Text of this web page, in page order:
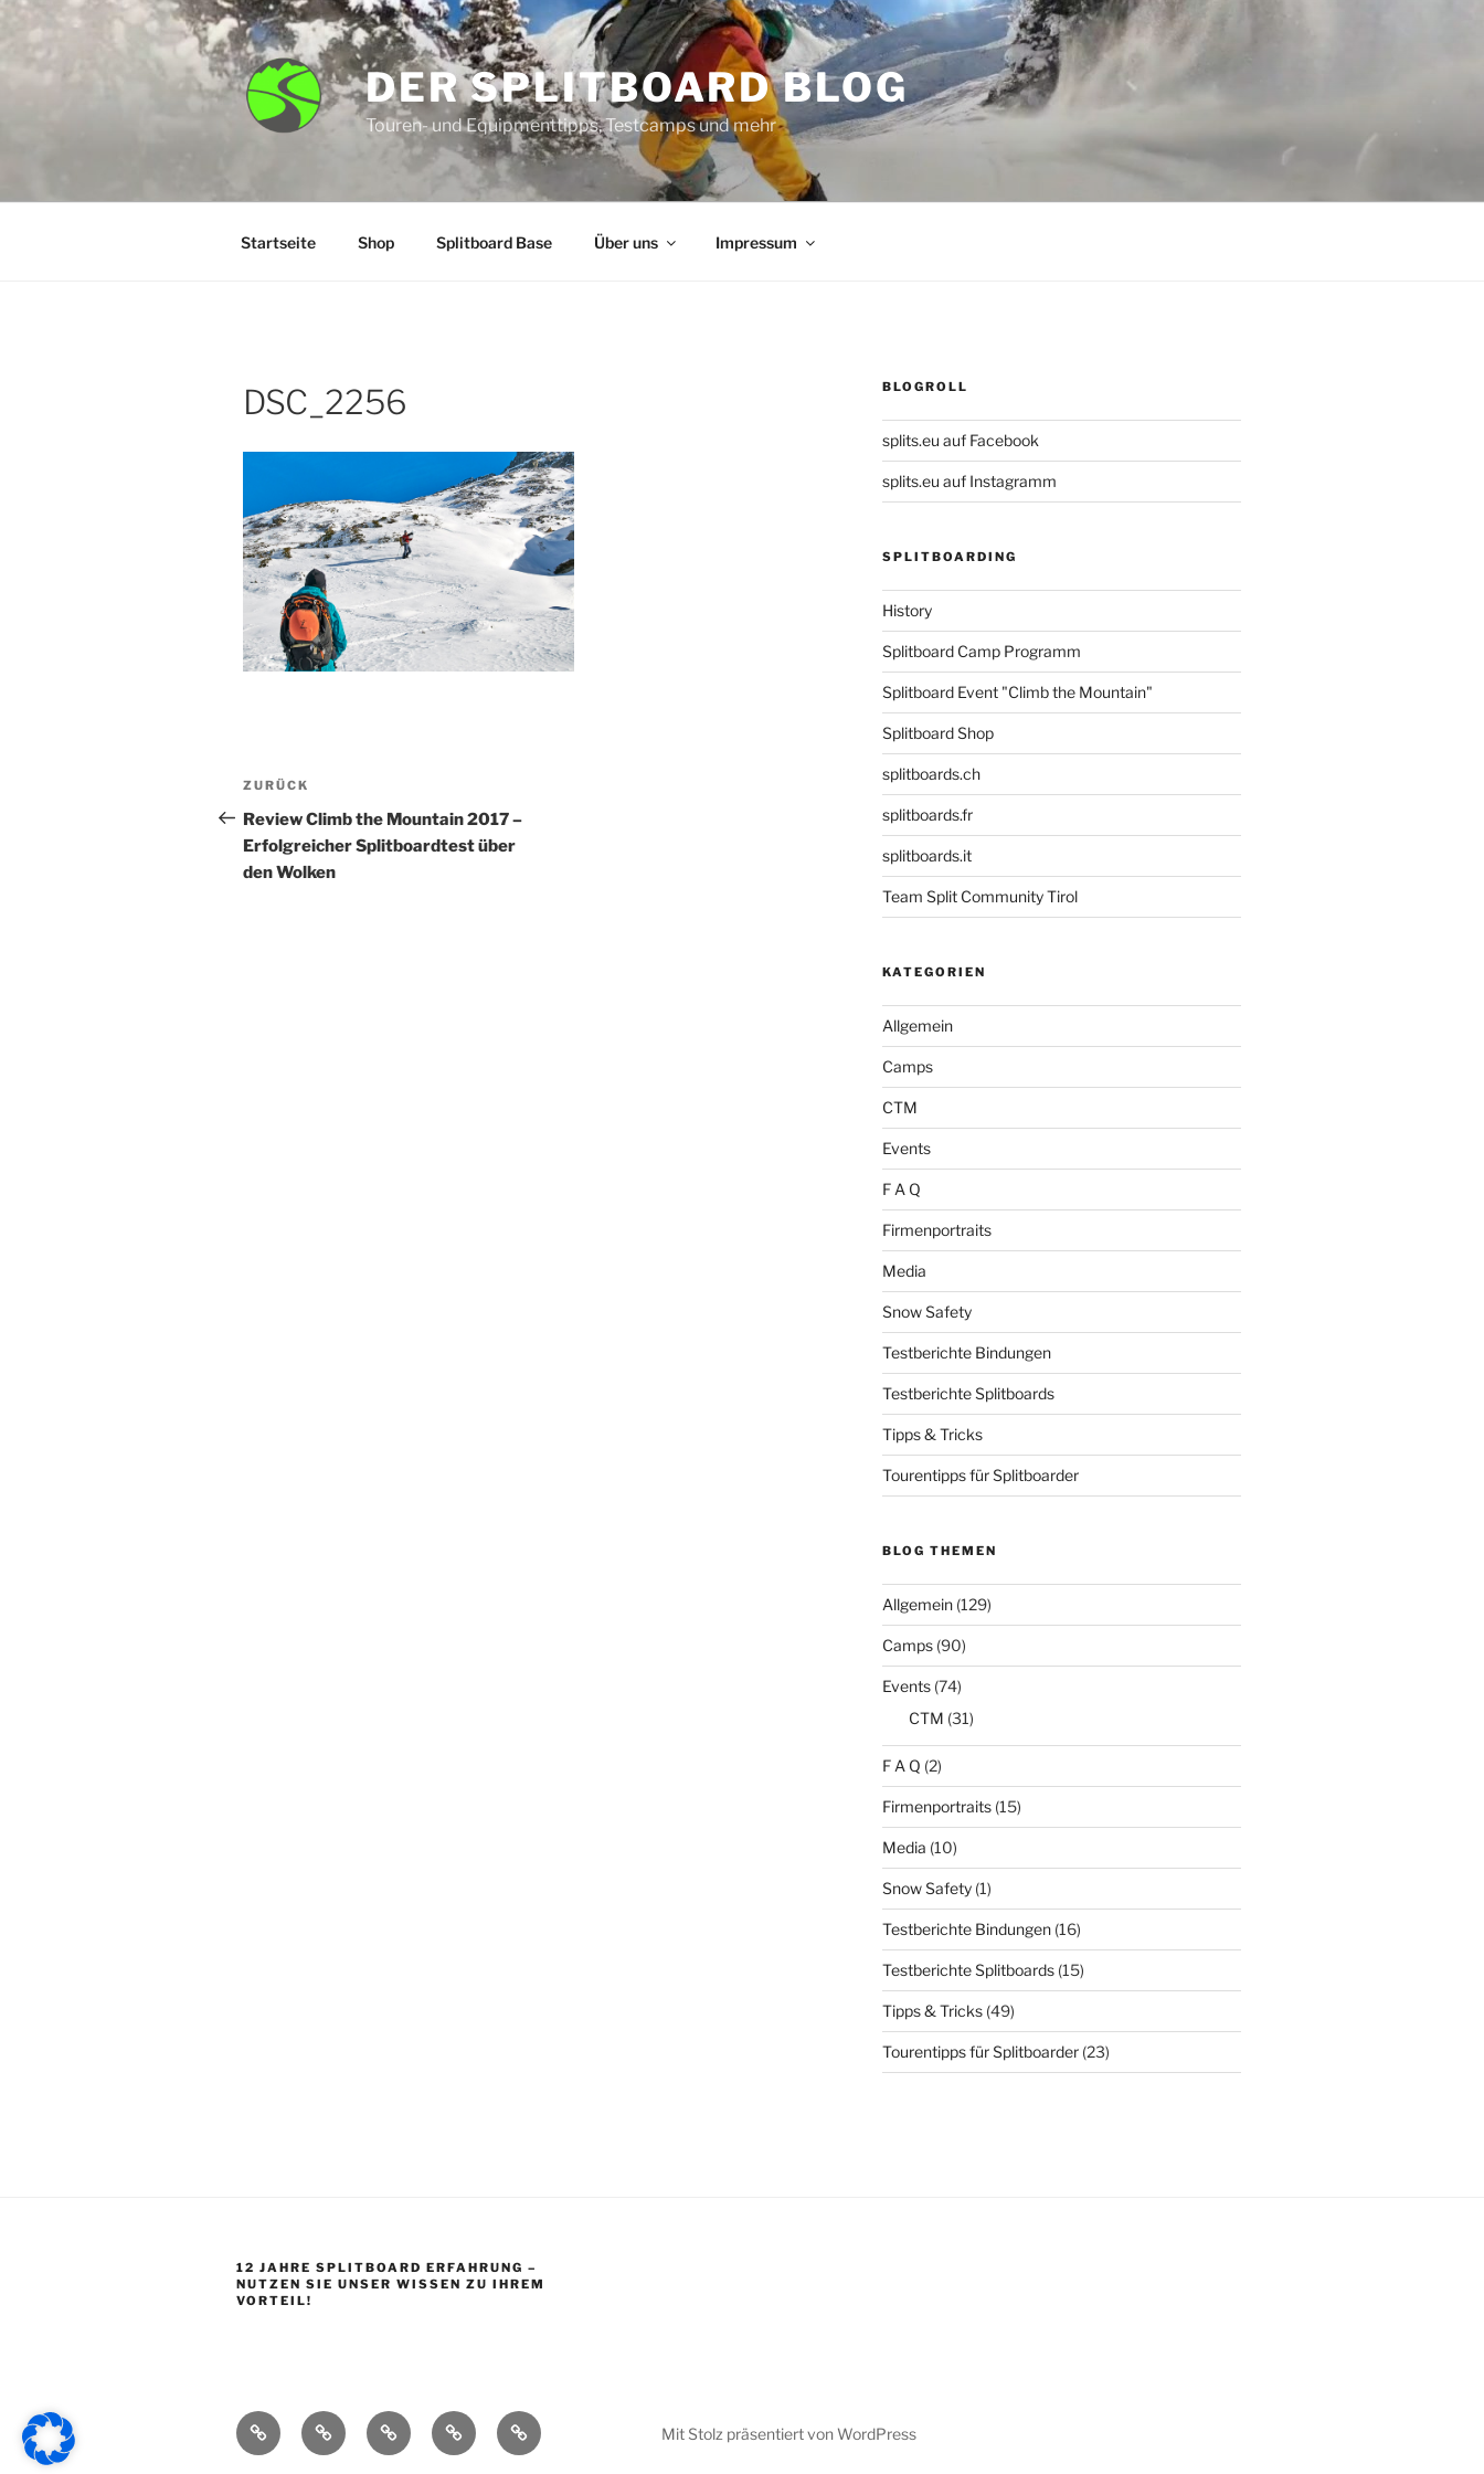
Zum
Inhalt
DER SPLITBOARD BLOG
Touren- und Equipmenttipps, Testcamps und mehr
Startseite Shop Splitboard Base Über uns Impressum
DSC_2256
Beitragsnavigation
Vorheriger
Beitrag
ZURÜCK
Review Climb the Mountain 2017 –
Erfolgreicher Splitboardtest über
den Wolken
BLOGROLL
splits.eu auf Facebook
splits.eu auf Instagramm
SPLITBOARDING
History
Splitboard Camp Programm
Splitboard Event "Climb the Mountain"
Splitboard Shop
splitboards.ch
splitboards.fr
splitboards.it
Team Split Community Tirol
KATEGORIEN
Allgemein
Camps
CTM
Events
F A Q
Firmenportraits
Media
Snow Safety
Testberichte Bindungen
Testberichte Splitboards
Tipps & Tricks
Tourentipps für Splitboarder
BLOG THEMEN
Allgemein(129)
Camps(90)
Events(74)
CTM (31)
F A Q (2)
Firmenportraits(15)
Media (10)
Snow Safety(1)
Testberichte Bindungen(16)
Testberichte Splitboards(15)
Tipps & Tricks(49)
Tourentipps für Splitboarder(23)
12 JAHRE SPLITBOARD ERFAHRUNG –
NUTZEN SIE UNSER WISSEN ZU IHREM
VORTEIL!
StartseiteShop
Splitboard
Base
Über
uns
Impressum Mit Stolz präsentiert von WordPress